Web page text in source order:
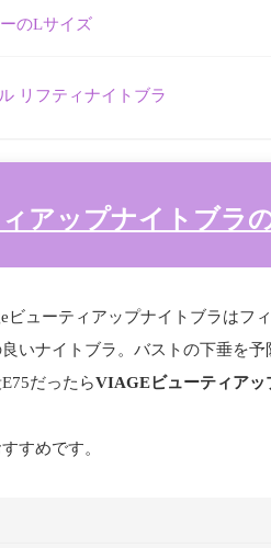
のLサイズ
リフティナイトブラ
アップナイトブラ
ビューティアップナイトブラはフ
いナイトブラ。バストの下垂を予
だったらVIAGEビューティアッ
すめです。